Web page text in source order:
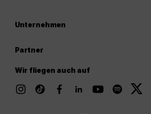
Unternehmen
Partner
Wir fliegen auch auf